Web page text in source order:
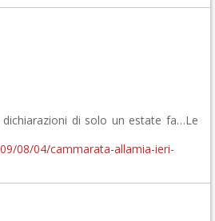
di solo un estate fa…Le
08/04/cammarata-allamia-ieri-